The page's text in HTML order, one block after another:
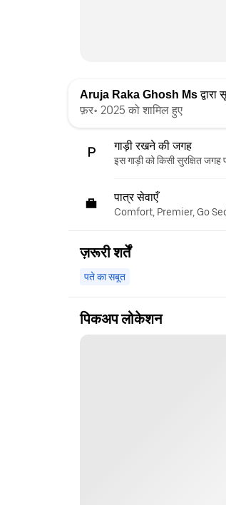
Aruja Raka Ghosh Msद्वारा
फ़र॰ 2025 को शामिल हुए
गाड़ी रखने की जगह
इस गाड़ी को किसी सुरक्षित जगह
पात्र सेवाएँ
Comfort, Premier, Go
ज़रूरी शर्तें
पते का सबूत
पिकअप लोकेशन